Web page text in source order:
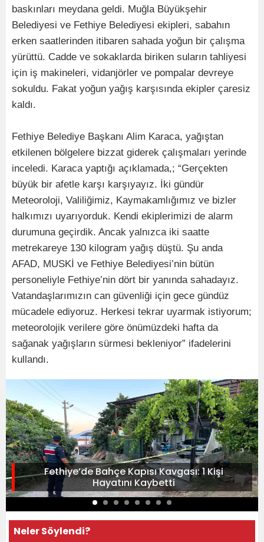
baskınları meydana geldi. Muğla Büyükşehir
Belediyesi ve Fethiye Belediyesi ekipleri, sabahın
erken saatlerinden itibaren sahada yoğun bir çalışma
yürüttü. Cadde ve sokaklarda biriken suların tahliyesi
için iş makineleri, vidanjörler ve pompalar devreye
sokuldu. Fakat yoğun yağış karşısında ekipler çaresiz
kaldı.
Fethiye Belediye Başkanı Alim Karaca, yağıştan
etkilenen bölgelere bizzat giderek çalışmaları yerinde
inceledi. Karaca yaptığı açıklamada,; “Gerçekten
büyük bir afetle karşı karşıyayız. İki gündür
Meteoroloji, Valiliğimiz, Kaymakamlığımız ve bizler
halkımızı uyarıyorduk. Kendi ekiplerimizi de alarm
durumuna geçirdik. Ancak yalnızca iki saatte
metrekareye 130 kilogram yağış düştü. Şu anda
AFAD, MUSKİ ve Fethiye Belediyesi’nin bütün
personeliyle Fethiye’nin dört bir yanında sahadayız.
Vatandaşlarımızın can güvenliği için gece gündüz
mücadele ediyoruz. Herkesi tekrar uyarmak istiyorum;
meteorolojik verilere göre önümüzdeki hafta da
sağanak yağışların sürmesi bekleniyor” ifadelerini
kullandı.
Fethiye’de Bahçe Kapısı Kavgası: 1 Kişi
Hayatını Kaybetti
Neler Söylendi?